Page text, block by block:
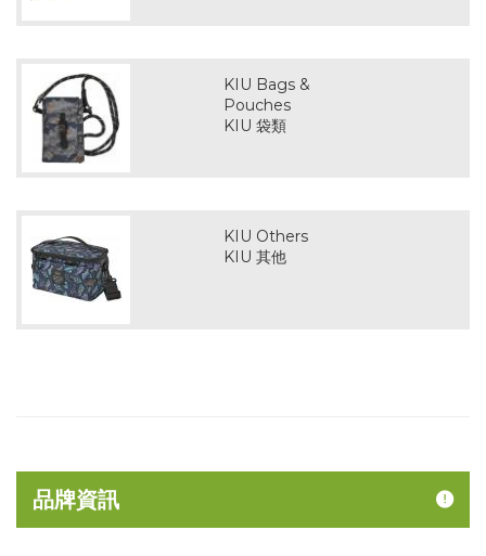
KIU Bags &
Pouches
KIU 袋類
KIU Others
KIU 其他
品牌資訊